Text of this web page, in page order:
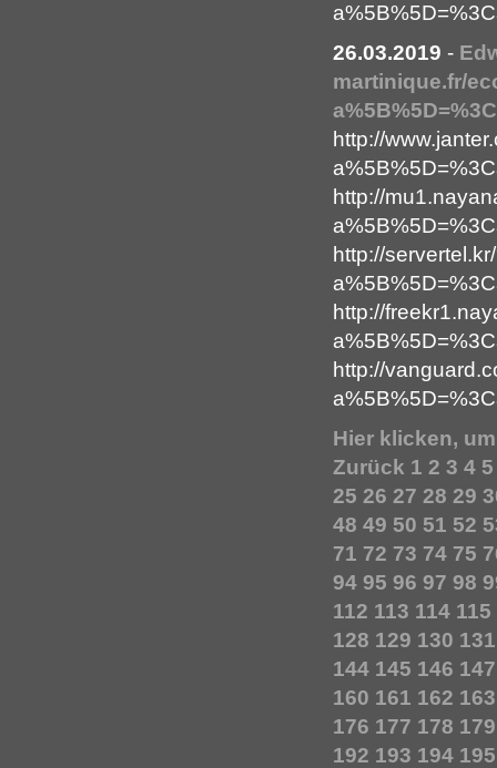
26.03.2019 -
martinique.fr/
http://
http://
http://
http://
http://
Hier klicken,
Zurück 1 2 3 4 5
25 26 27 28 29
48 49 50 51 52
71 72 73 74 75
94 95 96 97 98
112 113 114 115
128 129 130 131
144 145 146 147
160 161 162 163
176 177 178 179
192 193 194 195